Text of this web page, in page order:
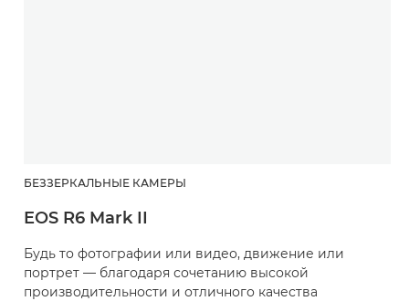
БЕЗЗЕРКАЛЬНЫЕ КАМЕРЫ
EOS R6 Mark II
Будь то фотографии или видео, движение или
портрет — благодаря сочетанию высокой
производительности и отличного качества